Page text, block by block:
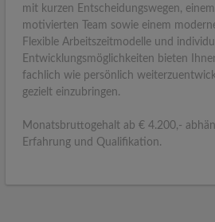
mit kurzen Entscheidungswegen,
motivierten Team sowie einem
Flexible Arbeitszeitmodelle und
Entwicklungsmöglichkeiten bieten
fachlich wie persönlich
gezielt einzubringen.
Monatsbruttogehalt ab € 4.200,-
Erfahrung und Qualifikation.